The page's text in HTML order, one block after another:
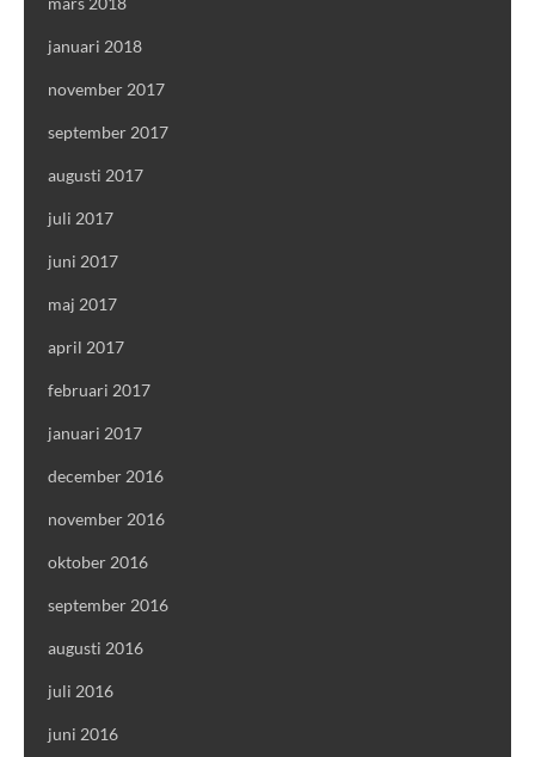
januari 2018
november 2017
september 2017
augusti 2017
juli 2017
juni 2017
maj 2017
april 2017
februari 2017
januari 2017
december 2016
november 2016
oktober 2016
september 2016
augusti 2016
juli 2016
juni 2016